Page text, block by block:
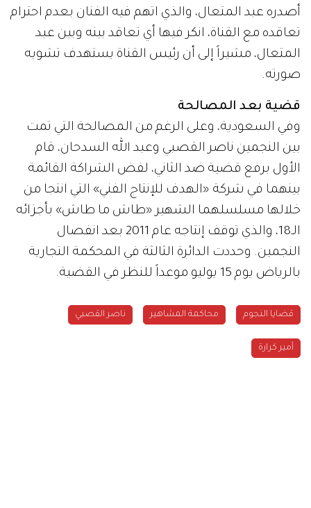
أصدره عبد المتعال، والذي اتهم فيه الفنان بعدم احترام
تعاقده مع القناة، انكر فيها أي تعاقد بينه وبين عبد
المتعال، مشيراً إلى أن رئيس القناة يستهدف تشويه
صورته.
قضية بعد المصالحة
وفي السعودية، وعلى الرغم من المصالحة التي تمت
بين النجمين ناصر القصبي وعبد الله السدحان، قام
الأول برفع قضية ضد الثاني، لفض الشراكة القائمة
بينهما في شركة «الهدف للإنتاج الفني» التي انتجا من
خلالها مسلسلهما الشهير «طاش ما طاش» بأجزائه
الـ18، والذي توقف إنتاجه عام 2011 بعد انفصال
النجمين. وحددت الدائرة الثالثة في المحكمة التجارية
بالرياض يوم 15 يوليو موعداً للنظر في القضية.
قضايا النجوم محاكمة المشاهير ناصر القصبي
أمير كرارة